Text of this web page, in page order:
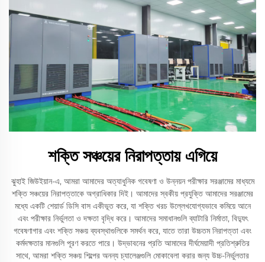
শক্তি সঞ্চয়ের নিরাপত্তায় এগিয়ে
ঝুহাই জিউইয়ান-এ, আমরা আমাদের অত্যাধুনিক গবেষণা ও উন্নয়ন পরীক্ষার সরঞ্জামের মাধ্যমে
শক্তি সঞ্চয়ের নিরাপত্তাকে অগ্রাধিকার দিই। আমাদের স্বকীয় প্রযুক্তি আমাদের সরঞ্জামের
মধ্যে একটি শেয়ার্ড ডিসি বাস একীভূত করে, যা শক্তি খরচ উল্লেখযোগ্যভাবে কমিয়ে আনে
এবং পরীক্ষার নির্ভুলতা ও দক্ষতা বৃদ্ধি করে। আমাদের সমাধানগুলি ব্যাটারি নির্মাতা, বিদ্যুৎ
গবেষণাগার এবং শক্তি সঞ্চয় ব্যবস্থাগুলিকে সমর্থন করে, যাতে তারা উচ্চতম নিরাপত্তা এবং
কর্মদক্ষতার মানগুলি পূরণ করতে পারে। উদ্ভাবনের প্রতি আমাদের দীর্ঘমেয়াদী প্রতিশ্রুতির
সাথে, আমরা শক্তি সঞ্চয় শিল্পের অনন্য চ্যালেঞ্জগুলি মোকাবেলা করার জন্য উচ্চ-নির্ভুলতার